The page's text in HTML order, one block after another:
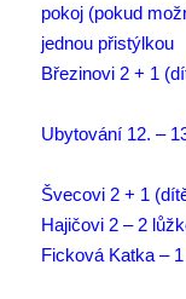
pokoj (pokud
jednou přistýlkou
Březinovi 2 + 1
Ubytování 12. –
Švecovi 2 + 1
Hajičovi 2 – 2
Ficková Katka –